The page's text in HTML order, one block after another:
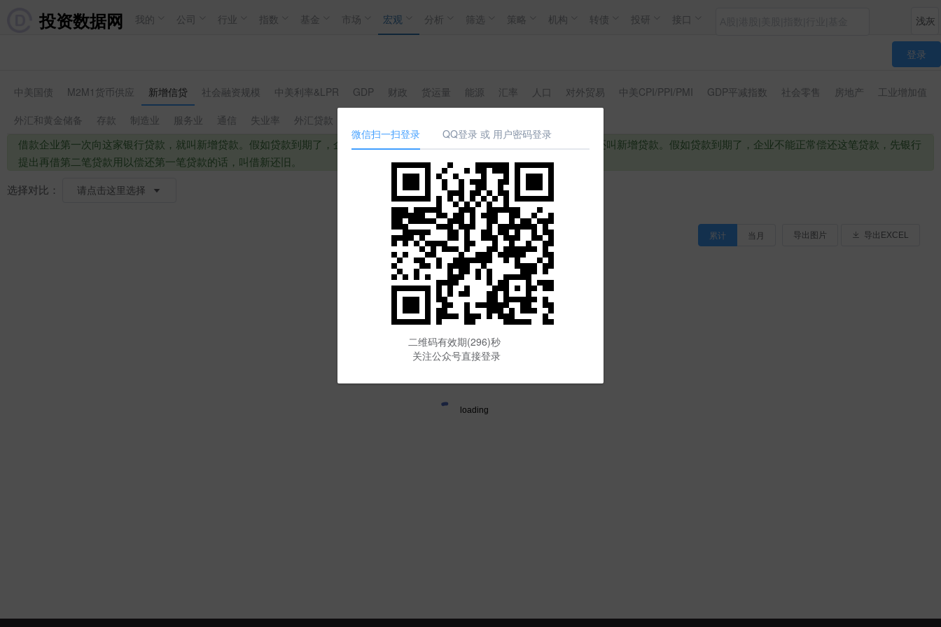
投资数据网 我的 公司 行业 指数 基金 市场 宏观 分析 筛选 策略 机构 转债 投研 接口
登录
微信扫一扫登录 QQ登录 或 用户密码登录
二维码有效期(296)秒
关注公众号直接登录
中美国债 M2M1货币供应 新增信贷 社会融资规模 中美利率&LPR GDP 财政 货运量 能源 汇率 人口 对外贸易 中美CPI/PPI/PMI GDP平减指数 社会零售 房地产
工业增加值
外汇和黄金储备
存款 制造业 服务业 通信 失业率 外汇贷款
借款企业第一次向这家银行贷款，就叫新增贷款。假如贷款到期了，企业正常偿还了这笔贷款后，再次向银行申请贷款，这样还叫新增贷款。假如贷款到期了，企业不能正常偿还这笔贷款，先银行
提出再借第二笔贷款用以偿还第一笔贷款的话，叫借新还旧。
选择对比：
请点击这里选择
累计 当月 导出图片 导出EXCEL